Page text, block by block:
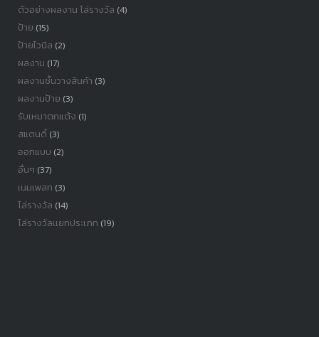
ตัวอย่างผลงาน โล่รางวัล (4)
ป้าย (15)
ป้ายไวนิล (2)
ผลงาน (17)
ผลงานชั้นวางสินค้า (3)
ผลงานป้าย (3)
รับเหมาตกแต้ง (1)
สแตนดี้(3)
ออกแบบ (2)
อื่นๆ (37)
เนมเพลท (3)
โล่รางวัล (14)
โล่รางวัลเเยกประเภท (19)